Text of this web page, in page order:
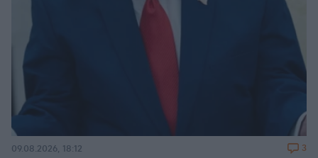
09.08.2026, 18:12 3